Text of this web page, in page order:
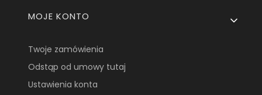
MOJE KONTO
Twoje zamówienia
Odstąp od umowy tutaj
Ustawienia konta